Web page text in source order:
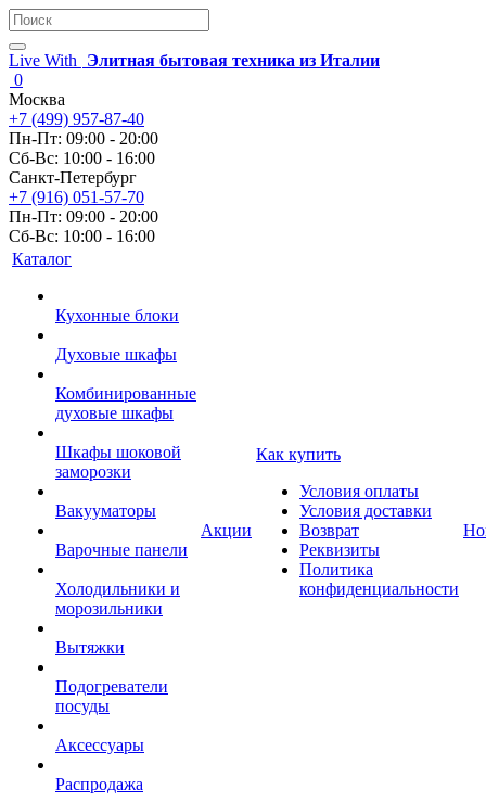
Live With
Элитная бытовая техника из Италии
0
Москва
+7 (499) 957-87-40
Пн-Пт: 09:00 - 20:00
Сб-Вс: 10:00 - 16:00
Санкт-Петербург
+7 (916) 051-57-70
Пн-Пт: 09:00 - 20:00
Сб-Вс: 10:00 - 16:00
Каталог
Кухонные блоки
Духовые шкафы
Комбинированные
духовые шкафы
Шкафы шоковой
заморозки
Вакууматоры
Варочные панели
Холодильники и
морозильники
Вытяжки
Подогреватели
посуды
Аксессуары
Распродажа
Акции
Как купить
Условия оплаты
Условия доставки
Возврат
Реквизиты
Политика
конфиденциальности